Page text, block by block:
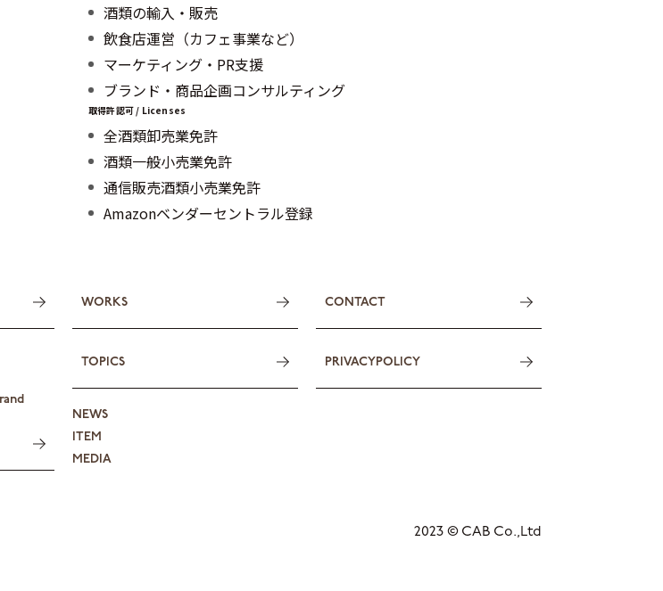
酒類の輸入・販売
飲食店運営（カフェ事業など）
マーケティング・PR支援
ブランド・商品企画コンサルティング
取得許認可 / Licenses
全酒類卸売業免許
酒類一般小売業免許
通信販売酒類小売業免許
Amazonベンダーセントラル登録
WORKS
TOPICS
NEWS
ITEM
MEDIA
CONTACT
PRIVACYPOLICY
2023 © CAB Co.,Ltd